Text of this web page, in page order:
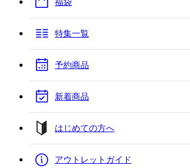
福袋
特集一覧
予約商品
新着商品
はじめての方へ
アウトレットガイド